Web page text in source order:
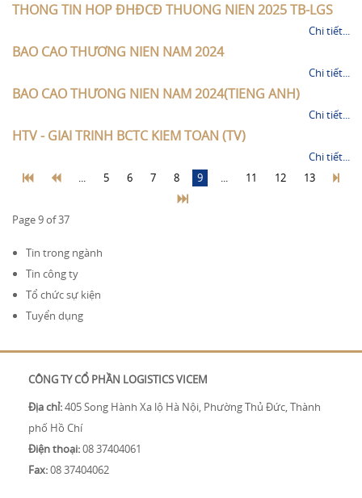
THONG TIN HOP ĐHĐCĐ THUONG NIEN 2025 TB-LGS
Chi tiết...
BAO CAO THƯƠNG NIEN NAM 2024
Chi tiết...
BAO CAO THƯONG NIEN NAM 2024(TIENG ANH)
Chi tiết...
HTV - GIAI TRINH BCTC KIEM TOAN (TV)
Chi tiết...
...
5 6 7 8 9 ... 11 12 13
Page 9 of 37
Tin trong ngành
Tin công ty
Tổ chức sự kiện
Tuyển dụng
CÔNG TY CỔ PHẦN LOGISTICS VICEM
Địa chỉ:405 Song Hành Xa lộ Hà Nội, Phường Thủ Đức, Thành
phố Hồ Chí
Điện thoại:08 37404061
Fax:08 37404062